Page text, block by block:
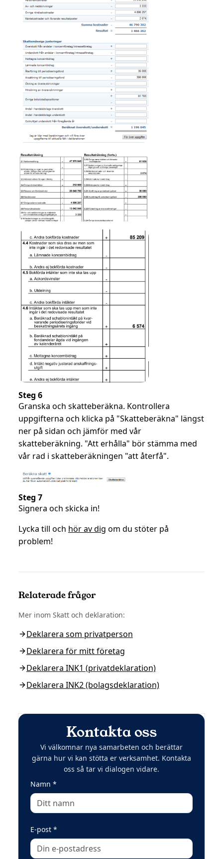
Steg 6
Granska och skatteberäkna. Kontrollera
uppgifterna och klicka på "Skatteberäkna" längst
ner på sidan och jämför med vår
skatteberäkning. "Att erhålla" bör stämma med
vår rad i skatteberäkningen "att återfå".
Steg 7
Signera och skicka in!
Lycka till och hör av dig om du stöter på
problem!
Relaterade frågor
Mer inom Skatt och deklaration:
Deklarera som privatperson
Deklarera för mitt företag
Deklarera INK1 (privatdeklaration)
Deklarera INK2 (bolagsdeklaration)
Kontakta oss
Vi välkomnar nya samarbeten och berättar
gärna hur vi kan stötta er verksamhet. Kontakta
oss så tar vi dialogen vidare.
Namn *(obligatoriskt)
E-post *(obligatoriskt)